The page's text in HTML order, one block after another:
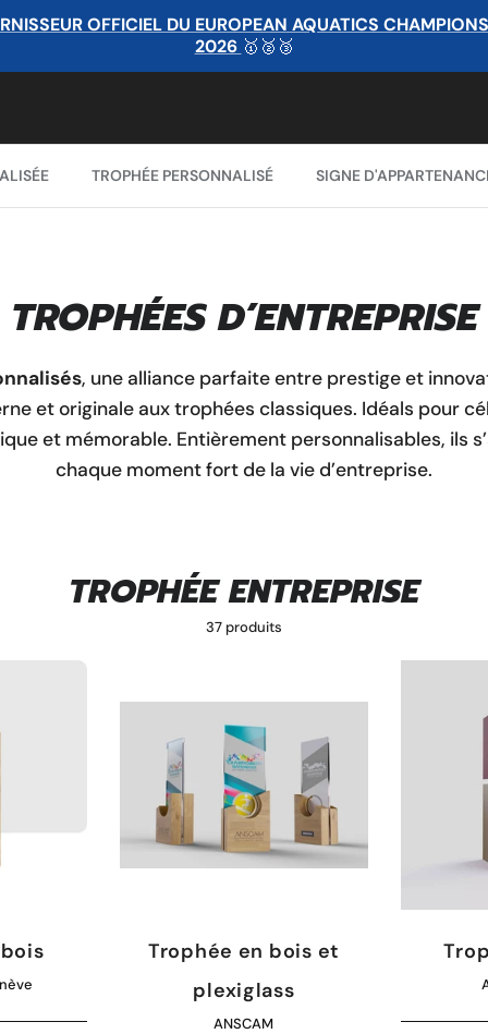
OFFICIEL DU EUROPEAN AQUATICS
2026 🥇🥈🥉
TROPHÉE PERSONNALISÉ SIGNE
TROPHÉES D’ENTREPRISE
, une alliance parfaite entre prestige et
et originale aux trophées classiques. Idéals pour
et mémorable. Entièrement personnalisables, ils
chaque moment fort de la vie d’entreprise.
TROPHÉE ENTREPRISE
37 produits
Trophée en bois et
plexiglass
ANSCAM